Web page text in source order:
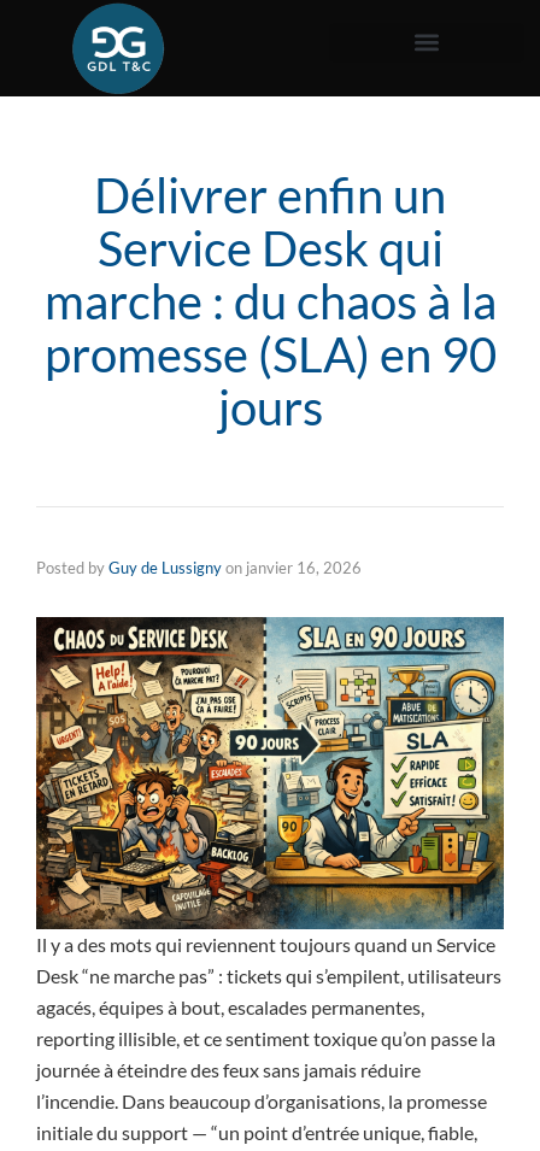
Délivrer enfin un
Service Desk qui
marche : du chaos à la
promesse (SLA) en 90
jours
Posted byGuy de Lussignyon janvier 16, 2026
Il y a des mots qui reviennent toujours quand un Service
Desk “ne marche pas” : tickets qui s’empilent, utilisateurs
agacés, équipes à bout, escalades permanentes,
reporting illisible, et ce sentiment toxique qu’on passe la
journée à éteindre des feux sans jamais réduire
l’incendie. Dans beaucoup d’organisations, la promesse
initiale du support — “un point d’entrée unique, fiable,